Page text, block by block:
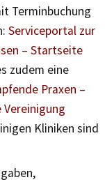
Terminbuchung
Serviceportal zur
– Startseite
zudem eine
Praxen –
Vereinigung
Kliniken sind